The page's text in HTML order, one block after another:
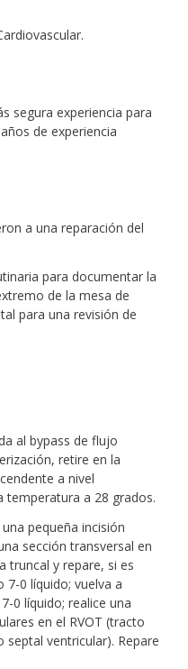
segura experiencia para
de experiencia
a una reparación del
para documentar la
de la mesa de
para una revisión de
al bypass de flujo
retire en la
a nivel
temperatura a 28 grados.
pequeña incisión
sección transversal en
truncal y repare, si es
0 líquido; vuelva a
0 líquido; realice una
en el RVOT (tracto
ventricular). Repare